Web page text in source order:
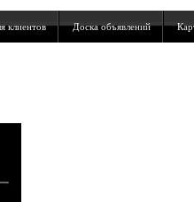
клиентов Доска объявлений